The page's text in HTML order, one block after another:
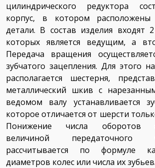
цилиндрического редуктора
корпус, в котором
детали. В состав изделия входят
которых является ведущим, а
Передача вращения
зубчатого зацепления. Для этого
располагается шестерня,
металлический шкив с
ведомом валу устанавливается
которое отличается от шерсти
Понижение числа оборотов
величиной
рассчитывается по формуле
диаметров колес или числа их зубьев.